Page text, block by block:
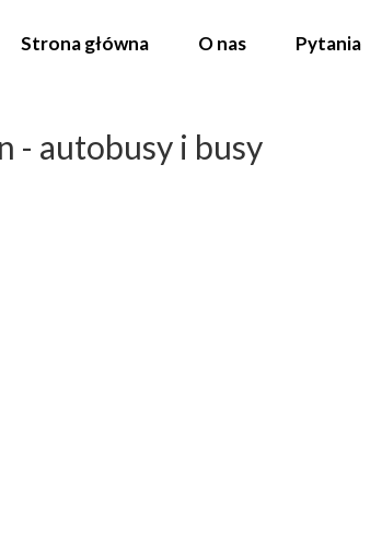
- autobusy i busy
Strona główna O nas Pytania